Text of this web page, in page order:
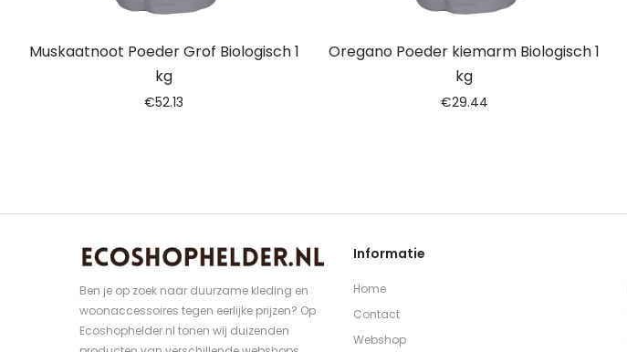
Muskaatnoot Poeder Grof Biologisch 1
kg
€52.13
Oregano Poeder kiemarm Biologisch 1
kg
€29.44
Ben je op zoek naar duurzame kleding en
woonaccessoires tegen eerlijke prijzen? Op
Ecoshophelder.nl tonen wij duizenden
Informatie
Home
Contact
Webshop